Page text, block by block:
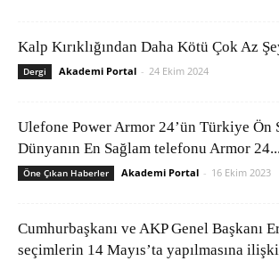
Kalp Kırıklığından Daha Kötü Çok Az
Dergi Akademi Portal - 24 Ekim 2024
Ulefone Power Armor 24’ün Türkiye Ön
Dünyanın En Sağlam telefonu Armor 24...
Öne Çıkan Haberler Akademi Portal - 16 Ekim 2023
Cumhurbaşkanı ve AKP Genel Başkanı
seçimlerin 14 Mayıs’ta yapılmasına